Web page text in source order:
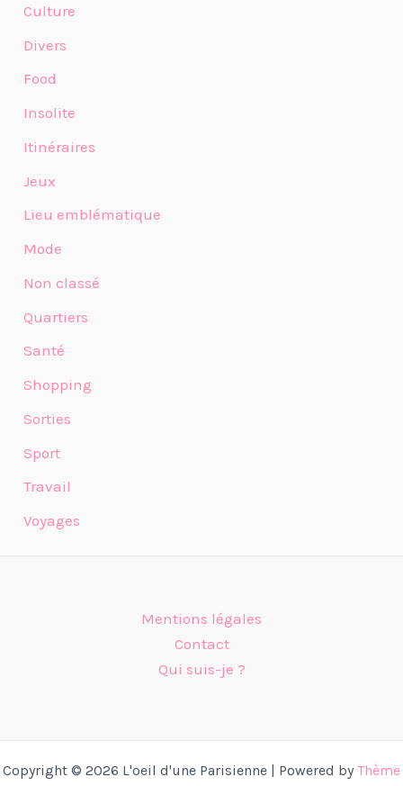
Culture
Divers
Food
Insolite
Itinéraires
Jeux
Lieu emblématique
Mode
Non classé
Quartiers
Santé
Shopping
Sorties
Sport
Travail
Voyages
Mentions légales
Contact
Qui suis-je ?
Copyright © 2026 L'oeil d'une Parisienne | Powered by Thème